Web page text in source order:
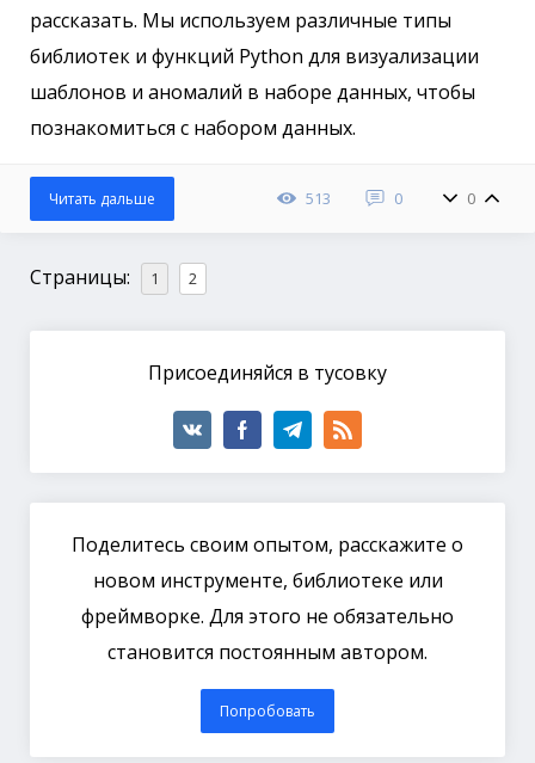
рассказать. Мы используем различные типы
библиотек и функций Python для визуализации
шаблонов и аномалий в наборе данных, чтобы
познакомиться с набором данных.
513 0 0
Читать дальше
Страницы: 1 2
Присоединяйся в тусовку
Поделитесь своим опытом, расскажите о
новом инструменте, библиотеке или
фреймворке. Для этого не обязательно
становится постоянным автором.
Попробовать